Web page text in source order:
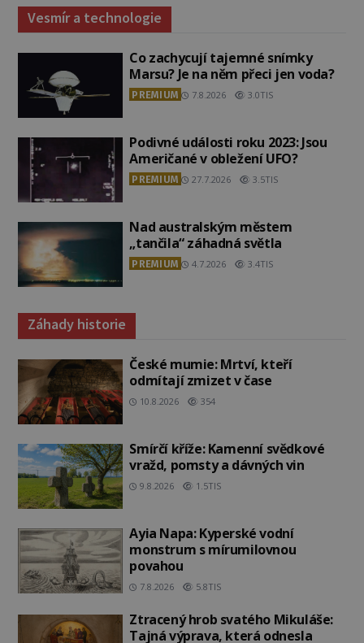
Vesmír a technologie
Co zachycují tajemné snímky
Marsu? Je na něm přeci jen voda?
PREMIUM 7.8.2026 3.0TIS
Podivné události roku 2023: Jsou
Američané v obležení UFO?
PREMIUM 27.7.2026 3.5TIS
Nad australským městem
„tančila“ záhadná světla
PREMIUM 4.7.2026 3.4TIS
Záhady historie
České mumie: Mrtví, kteří
odmítají zmizet v čase
10.8.2026 354
Smírčí kříže: Kamenní svědkové
vražd, pomsty a dávných vin
9.8.2026 1.5TIS
Ayia Napa: Kyperské vodní
monstrum s mírumilovnou
povahou
7.8.2026 5.8TIS
Ztracený hrob svatého Mikuláše:
Tajná výprava, která odnesla